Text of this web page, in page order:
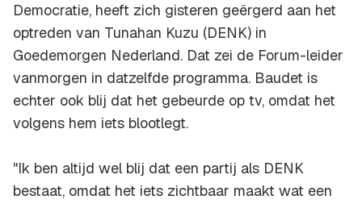
Democratie, heeft zich gisteren geërgerd aan het
optreden van Tunahan Kuzu (DENK) in
Goedemorgen Nederland. Dat zei de Forum-leider
vanmorgen in datzelfde programma. Baudet is
echter ook blij dat het gebeurde op tv, omdat het
volgens hem iets blootlegt.
"Ik ben altijd wel blij dat een partij als DENK
bestaat, omdat het iets zichtbaar maakt wat een